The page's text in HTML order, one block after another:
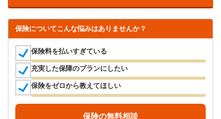
保険についてこんな悩みはありませんか？
保険料を払いすぎている
充実した保障のプランにしたい
保険をゼロから教えてほしい
保険の無料相談